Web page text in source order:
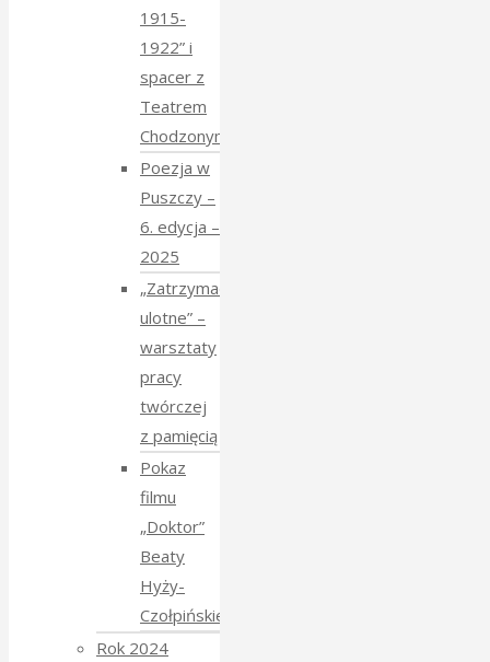
1915-
1922” i
spacer z
Teatrem
Chodzonym
Poezja w
Puszczy –
6. edycja –
2025
„Zatrzymać
ulotne” –
warsztaty
pracy
twórczej
z pamięcią
Pokaz
filmu
„Doktor”
Beaty
Hyży-
Czołpińskiej
Rok 2024